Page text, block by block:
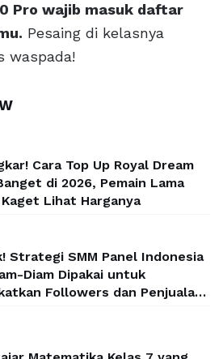
Pro wajib masuk daftar
Pesaing di kelasnya
waspada!
Cara Top Up Royal Dream
di 2026, Pemain Lama
Lihat Harganya
Strategi SMM Panel Indonesia
Diam Dipakai untuk
Followers dan Penjualan